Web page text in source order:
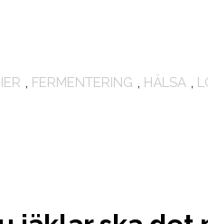
, FERMENTERING , HÄLSA ,